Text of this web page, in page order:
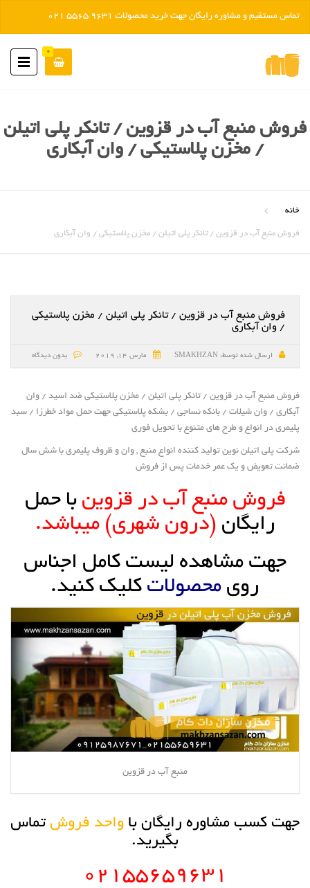
0
فروش منبع آب در قزوین / تانکر پلی اتیلن
/ مخزن پلاستیکی / وان آبکاری
خانه
فروش منبع آب در قزوین / تانکر پلی اتیلن / مخزن پلاستیکی / وان آبکاری
فروش منبع آب در قزوین / تانکر پلی اتیلن / مخزن پلاستیکی
/ وان آبکاری
ارسال شده توسط: مارس 14, 2019 بدون دیدگاه
فروش منبع آب در قزوین / تانکر پلی اتیلن / مخزن پلاستیکی ضد اسید / وان
آبکاری / وان شیلات / بانکه نساجی / بشکه پلاستیکی جهت حمل مواد خطرزا / سبد
پلیمری در انواع و طرح های متنوع با تحویل فوری
شرکت پلی اتیلن نوین تولید کننده انواع منبع , وان و ظروف پلیمری با شش سال
ضمانت تعویض و یک عمر خدمات پس از فروش
فروش منبع آب در قزوینبا حمل
رایگان (درون شهری) میباشد.
جهت مشاهده لیست کامل اجناس
روی محصولات کلیک کنید.
منبع آب در قزوین
جهت کسب مشاوره رایگان با واحد فروش تماس
بگیرید.
۰۲۱۵۵۶۵۹۶۳۱
تماس مستقیم و مشاوره رایگان جهت خرید محصولات 9631 5565 021